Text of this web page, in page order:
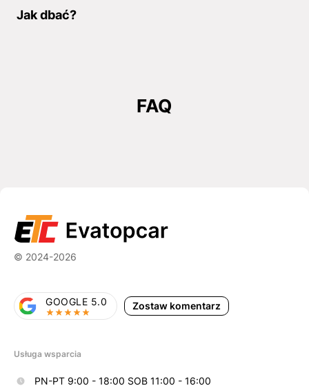
Jak dbać?
FAQ
© 2024-2026
Zostaw komentarz
GOOGLE 5.0
Usługa wsparcia
PN-PT 9:00 - 18:00 SOB 11:00 - 16:00